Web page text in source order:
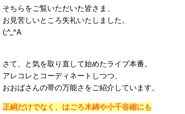
そちらをご覧いただいた皆さま、
お見苦しいところ失礼いたしました。
(;^_^A
さて、と気を取り直して始めたライブ本番。
アレコレとコーディネートしつつ、
おおばさんの帯の万能さをご紹介しています。
正絹だけでなく、はごろ木綿や小千谷縮にも